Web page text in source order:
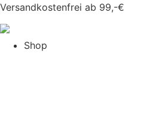
Versandkostenfrei ab 99,-€
Shop